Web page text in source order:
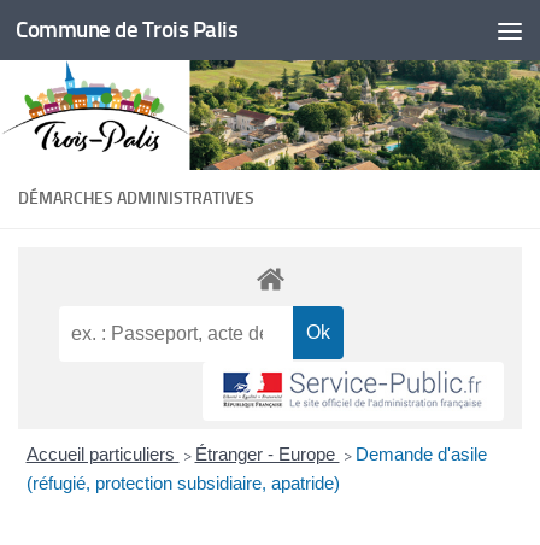
Skip to content
Commune de Trois Palis
DÉMARCHES ADMINISTRATIVES
Accueil particuliers > Étranger - Europe > Demande d'asile
(réfugié, protection subsidiaire, apatride)